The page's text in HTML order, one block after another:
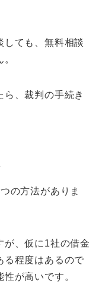
しても、無料相談
、裁判の手続き
の方法がありま
が、仮に1社の借金
る程度はあるので
が高いです。